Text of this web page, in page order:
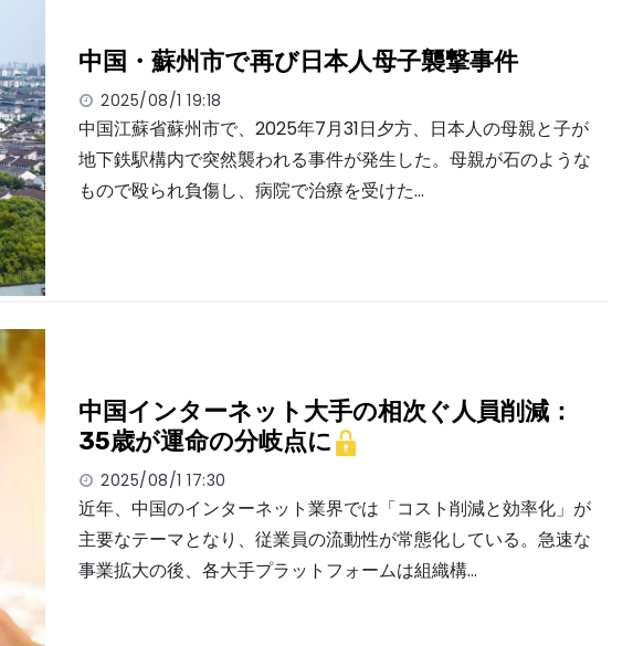
中国・蘇州市で再び日本人母子襲撃事件
2025/08/1 19:18
中国江蘇省蘇州市で、2025年7月31日夕方、日本人の母親と子が
地下鉄駅構内で突然襲われる事件が発生した。母親が石のような
もので殴られ負傷し、病院で治療を受けた…
中国インターネット大手の相次ぐ人員削減：
35歳が運命の分岐点に
2025/08/1 17:30
近年、中国のインターネット業界では「コスト削減と効率化」が
主要なテーマとなり、従業員の流動性が常態化している。急速な
事業拡大の後、各大手プラットフォームは組織構…